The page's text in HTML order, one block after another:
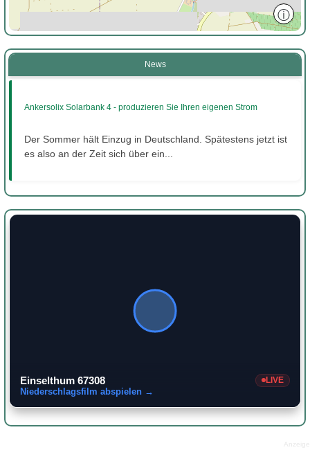
ⓘ
News
Ankersolix Solarbank 4 - produzieren Sie Ihren eigenen Strom
Der Sommer hält Einzug in Deutschland. Spätestens jetzt ist
es also an der Zeit sich über ein...
Einselthum 67308 LIVE
Niederschlagsfilm abspielen →